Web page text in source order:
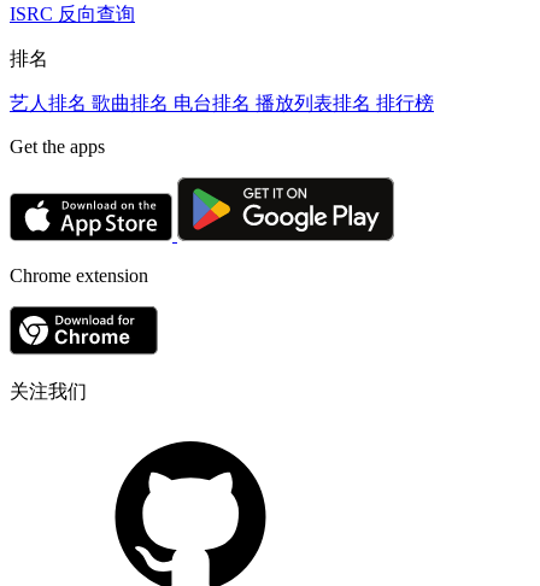
ISRC 反向查询
排名
艺人排名 歌曲排名 电台排名 播放列表排名 排行榜
Get the apps
Chrome extension
关注我们